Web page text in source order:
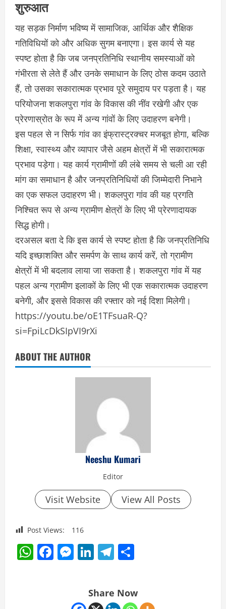
शुरुआत
यह सड़क निर्माण भविष्य में सामाजिक, आर्थिक और शैक्षिक
गतिविधियों को और अधिक सुगम बनाएगा। इस कार्य से यह
स्पष्ट होता है कि जब जनप्रतिनिधि स्थानीय समस्याओं को
गंभीरता से लेते हैं और उनके समाधान के लिए ठोस कदम उठाते
हैं, तो उसका सकारात्मक प्रभाव पूरे समुदाय पर पड़ता है। यह
परियोजना शकलपुरा गांव के विकास की नींव रखेगी और एक
प्रेरणास्रोत के रूप में अन्य गांवों के लिए उदाहरण बनेगी।
इस पहल से न सिर्फ गांव का इंफ्रास्ट्रक्चर मजबूत होगा, बल्कि
शिक्षा, स्वास्थ्य और व्यापार जैसे अहम क्षेत्रों में भी सकारात्मक
प्रभाव पड़ेगा। यह कार्य ग्रामीणों की लंबे समय से चली आ रही
मांग का समाधान है और जनप्रतिनिधियों की जिम्मेदारी निभाने
का एक सफल उदाहरण भी। शकलपुरा गांव की यह प्रगति
निश्चित रूप से अन्य ग्रामीण क्षेत्रों के लिए भी प्रेरणादायक
सिद्ध होगी।
दरअसल बता दे कि इस कार्य से स्पष्ट होता है कि जनप्रतिनिधि
यदि इच्छाशक्ति और समर्पण के साथ कार्य करें, तो ग्रामीण
क्षेत्रों में भी बदलाव लाया जा सकता है। शकलपुरा गांव में यह
पहल अन्य ग्रामीण इलाकों के लिए भी एक सकारात्मक उदाहरण
बनेगी, और इससे विकास की रफ्तार को नई दिशा मिलेगी।
https://youtu.be/oE1TFsuaR-Q?
si=FpiLcDkSIpVI9rXi
ABOUT THE AUTHOR
Neeshu Kumari
Editor
Visit Website View All Posts
Post Views: 116
WhatsApp
Facebook
Messenger
LinkedIn
Telegram
Share Now